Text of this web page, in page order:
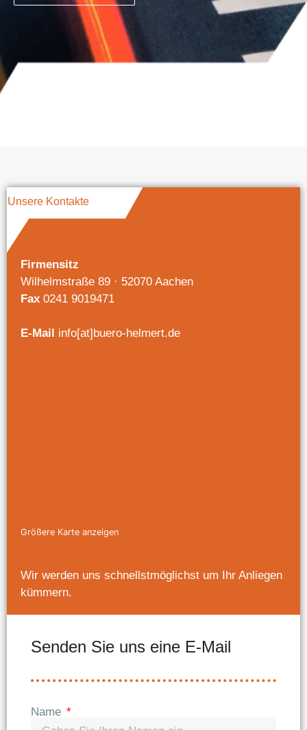
Firmensitz
Wilhelmstraße 89 · 52070 Aachen
Fax 0241 9019471
E-Mail info[at]buero-helmert.de
Größere Karte anzeigen
Unsere Kontakte
Wir werden uns schnellstmöglichst um Ihr Anliegen
kümmern.
Senden Sie uns eine E-Mail
Name